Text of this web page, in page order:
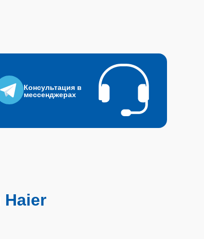
Консультация в
мессенджерах
Haier